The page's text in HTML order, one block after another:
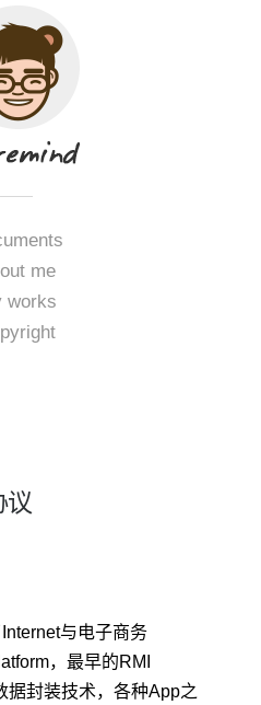
me
works
议
与电子商务
，最早的RMI
据封装技术，各种App之